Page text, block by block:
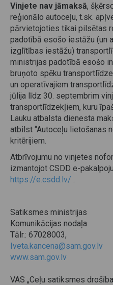
Vinjete nav jāmaksā,
reģionālo autoceļu, t.sk.
pārvietojoties tikai pilsētas
padotībā esošo iestāžu (un
izglītības iestāžu)
ministrijas padotībā esošo
bruņoto spēku
un operatīvajiem
jūlija līdz 30. septembrim
transportlīdzekļiem, kuru
Lauku atbalsta dienesta
atbilst “Autoceļu lietošanas
kritērijiem.
Atbrīvojumu no vinjetes
izmantojot CSDD e-
https://e.csdd.lv/
Satiksmes ministrijas
Komunikācijas nodaļa
Tālr.: 67028003,
Iveta.kancena@sam.gov.lv
www.sam.gov.lv
VAS „Ceļu satiksmes